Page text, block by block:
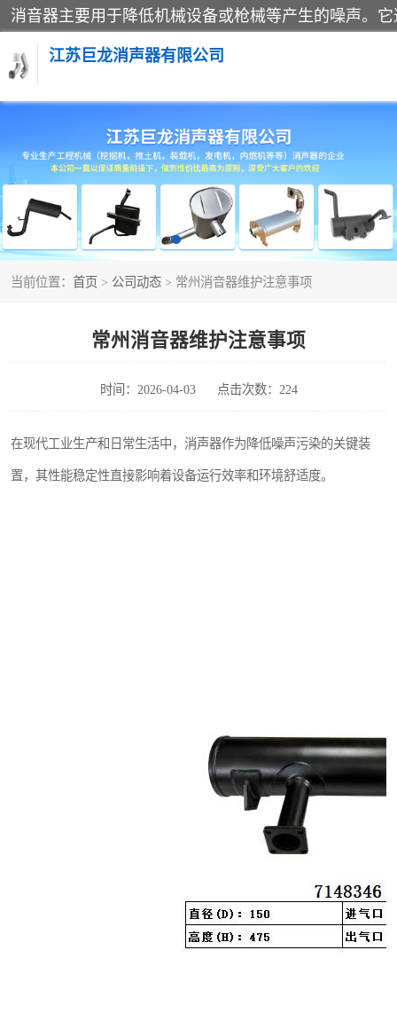
江苏巨龙消声器有限公司
当前位置： 首页 > 公司动态 > 常州消音器维护注意事项
常州消音器维护注意事项
时间：2026-04-03 点击次数：224
在现代工业生产和日常生活中，消声器作为降低噪声污染的关键装
置，其性能稳定性直接影响着设备运行效率和环境舒适度。
消声器